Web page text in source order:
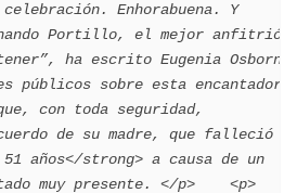
Enhorabuena. Y
Portillo, el mejor anfitrión
ha escrito Eugenia Osborne
públicos sobre esta encantadora
con toda seguridad,
de su madre, que falleció
años</strong> a causa de un
muy presente. </p>    <p>